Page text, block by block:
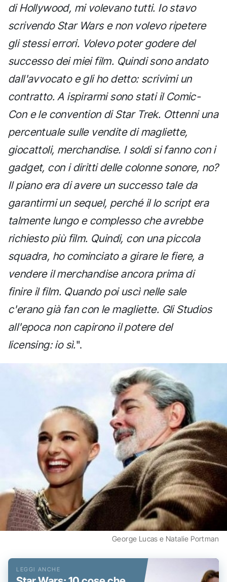
di Hollywood, mi volevano tutti. Io stavo
scrivendo Star Wars e non volevo ripetere
gli stessi errori. Volevo poter godere del
successo dei miei film. Quindi sono andato
dall'avvocato e gli ho detto: scrivimi un
contratto. A ispirarmi sono stati il Comic-
Con e le convention di Star Trek. Ottenni una
percentuale sulle vendite di magliette,
giocattoli, merchandise. I soldi si fanno con i
gadget, con i diritti delle colonne sonore, no?
Il piano era di avere un successo tale da
garantirmi un sequel, perché il lo script era
talmente lungo e complesso che avrebbe
richiesto più film. Quindi, con una piccola
squadra, ho cominciato a girare le fiere, a
vendere il merchandise ancora prima di
finire il film. Quando poi uscì nelle sale
c'erano già fan con le magliette. Gli Studios
all'epoca non capirono il potere del
licensing: io sì.".
George Lucas e Natalie Portman